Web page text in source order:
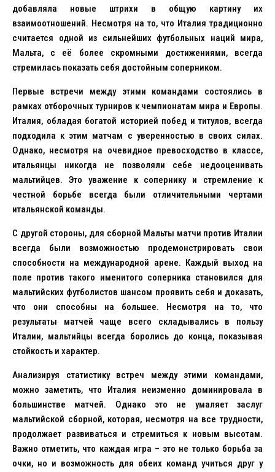
добавляла новые штрихи в общую картину их
взаимоотношений. Несмотря на то, что Италия традиционно
считается одной из сильнейших футбольных наций мира,
Мальта, с её более скромными достижениями, всегда
стремилась показать себя достойным соперником.
Первые встречи между этими командами состоялись в
рамках отборочных турниров к чемпионатам мира и Европы.
Италия, обладая богатой историей побед и титулов, всегда
подходила к этим матчам с уверенностью в своих силах.
Однако, несмотря на очевидное превосходство в классе,
итальянцы никогда не позволяли себе недооценивать
мальтийцев. Это уважение к сопернику и стремление к
честной борьбе всегда были отличительными чертами
итальянской команды.
С другой стороны, для сборной Мальты матчи против Италии
всегда были возможностью продемонстрировать свои
способности на международной арене. Каждый выход на
поле против такого именитого соперника становился для
мальтийских футболистов шансом проявить себя и доказать,
что они способны на большее. Несмотря на то, что
результаты матчей чаще всего складывались в пользу
Италии, мальтийцы всегда боролись до конца, показывая
стойкость и характер.
Анализируя статистику встреч между этими командами,
можно заметить, что Италия неизменно доминировала в
большинстве матчей. Однако это не умаляет заслуг
мальтийской сборной, которая, несмотря на все трудности,
продолжает развиваться и стремиться к новым высотам.
Важно отметить, что каждая игра – это не только борьба за
очки, но и возможность для обеих команд учиться друг у